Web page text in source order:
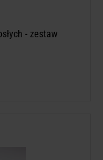
- zestaw